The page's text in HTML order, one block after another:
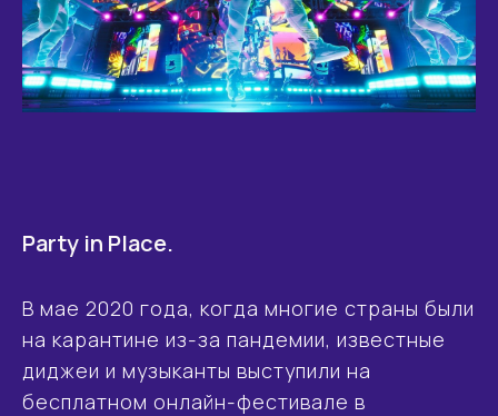
Party in Place.
В мае 2020 года, когда многие страны были
на карантине из-за пандемии, известные
диджеи и музыканты выступили на
бесплатном онлайн-фестивале в